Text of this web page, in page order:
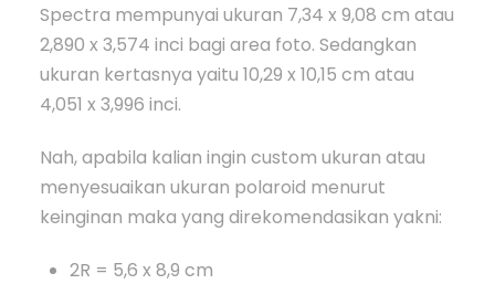
Spectra mempunyai ukuran 7,34 x 9,08 cm atau
2,890 x 3,574 inci bagi area foto. Sedangkan
ukuran kertasnya yaitu 10,29 x 10,15 cm atau
4,051 x 3,996 inci.
Nah, apabila kalian ingin custom ukuran atau
menyesuaikan ukuran polaroid menurut
keinginan maka yang direkomendasikan yakni:
2R = 5,6 x 8,9 cm